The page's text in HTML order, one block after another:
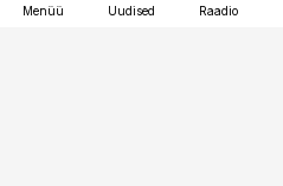
Menüü Uudised Raadio